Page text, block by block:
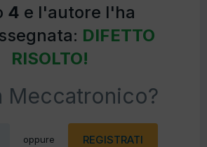
4 e l'autore l'ha
DIFETTO
RISOLTO!
Meccatronico?
oppure REGISTRATI